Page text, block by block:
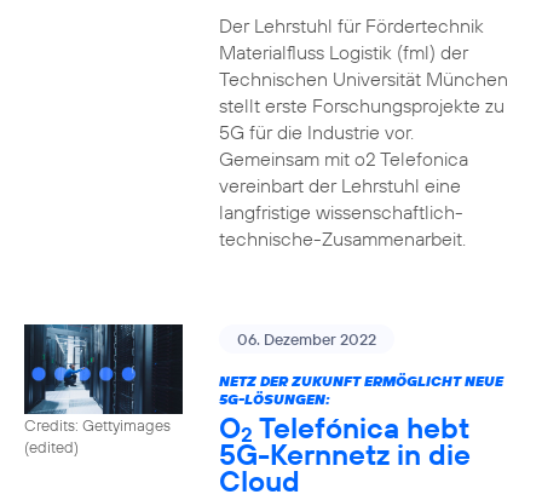
Der Lehrstuhl für Fördertechnik
Materialfluss Logistik (fml) der
Technischen Universität München
stellt erste Forschungsprojekte zu
5G für die Industrie vor.
Gemeinsam mit o2 Telefonica
vereinbart der Lehrstuhl eine
langfristige wissenschaftlich-
technische-Zusammenarbeit.
Credits: Gettyimages
(edited)
06. Dezember 2022
NETZ DER ZUKUNFT ERMÖGLICHT NEUE
5G-LÖSUNGEN:
O2 Telefónica hebt
5G-Kernnetz in die
Cloud